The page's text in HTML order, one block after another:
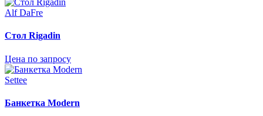
Alf DaFre
Стол Rigadin
Цена по запросу
Settee
Банкетка Modern